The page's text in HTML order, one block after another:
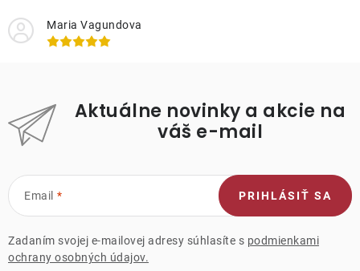
Maria Vagundova
Aktuálne novinky a akcie na
váš e-mail
Email
Zadaním svojej e-mailovej adresy súhlasíte s podmienkami
ochrany osobných údajov.
PRIHLÁSIŤ SA